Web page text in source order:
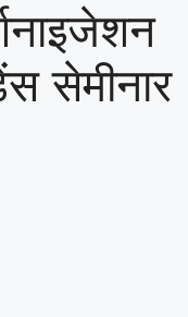
सेमीनार